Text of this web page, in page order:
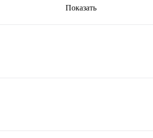
Показать